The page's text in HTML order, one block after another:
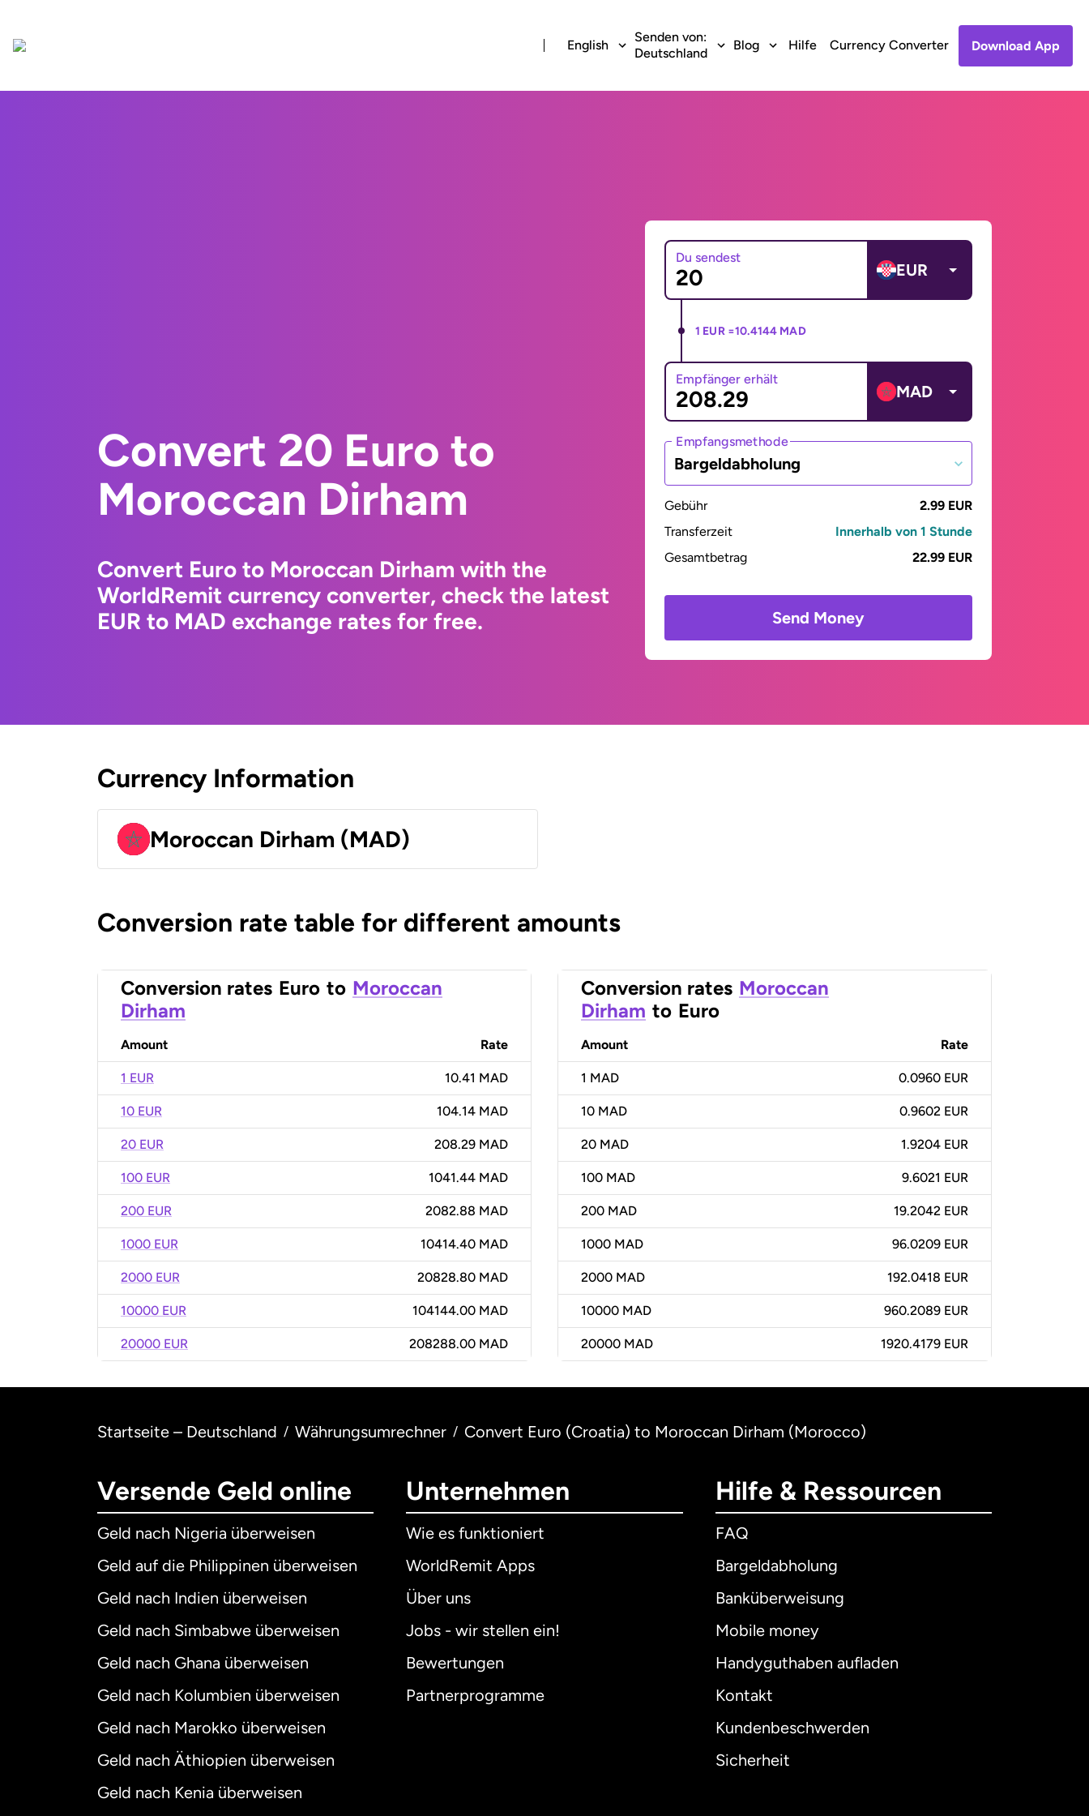
English
Senden von:
Deutschland
Blog Hilfe Currency Converter Download App
Convert 20 Euro to
Moroccan Dirham
Convert Euro to Moroccan Dirham with the
WorldRemit currency converter, check the latest
EUR to MAD exchange rates for free.
Du sendest
EUR
1 EUR =10.4144 MAD
Empfänger erhält
MAD
Empfangsmethode
Bargeldabholung
Gebühr
2.99 EUR
Transferzeit
Innerhalb von 1 Stunde
Gesamtbetrag
22.99 EUR
Send Money
Currency Information
Moroccan Dirham (MAD)
Conversion rate table for different amounts
Conversion rates Euro to Moroccan
Dirham
Amount Rate
1 EUR 10.41 MAD
10 EUR 104.14 MAD
20 EUR 208.29 MAD
100 EUR 1041.44 MAD
200 EUR 2082.88 MAD
1000 EUR 10414.40 MAD
2000 EUR 20828.80 MAD
10000 EUR 104144.00 MAD
20000 EUR 208288.00 MAD
Conversion rates Moroccan
Dirham to Euro
Amount Rate
1 MAD 0.0960 EUR
10 MAD 0.9602 EUR
20 MAD 1.9204 EUR
100 MAD 9.6021 EUR
200 MAD 19.2042 EUR
1000 MAD 96.0209 EUR
2000 MAD 192.0418 EUR
10000 MAD 960.2089 EUR
20000 MAD 1920.4179 EUR
Startseite – Deutschland / Währungsumrechner / Convert Euro (Croatia) to Moroccan Dirham (Morocco)
Versende Geld online
Geld nach Nigeria überweisen
Geld auf die Philippinen überweisen
Geld nach Indien überweisen
Geld nach Simbabwe überweisen
Geld nach Ghana überweisen
Geld nach Kolumbien überweisen
Geld nach Marokko überweisen
Geld nach Äthiopien überweisen
Geld nach Kenia überweisen
Unternehmen
Wie es funktioniert
WorldRemit Apps
Über uns
Jobs - wir stellen ein!
Bewertungen
Partnerprogramme
Hilfe & Ressourcen
FAQ
Bargeldabholung
Banküberweisung
Mobile money
Handyguthaben aufladen
Kontakt
Kundenbeschwerden
Sicherheit